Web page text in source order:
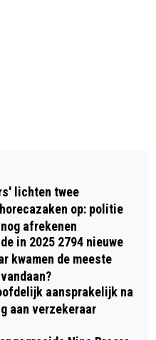
lichten twee
op: politie
afrekenen
in 2025 2794 nieuwe
kwamen de meeste
aansprakelijk na
aan verzekeraar